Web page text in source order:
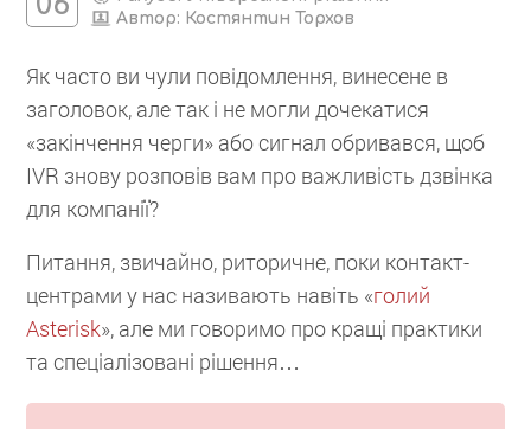
Автор: Костянтин Торхов
Як часто ви чули повідомлення, винесене в
заголовок, але так і не могли дочекатися
«закінчення черги» або сигнал обривався, щоб
IVR знову розповів вам про важливість дзвінка
для компанії?
Питання, звичайно, риторичне, поки контакт-
центрами у нас називають навіть «голий
Asterisk», але ми говоримо про кращі практики
та спеціалізовані рішення…